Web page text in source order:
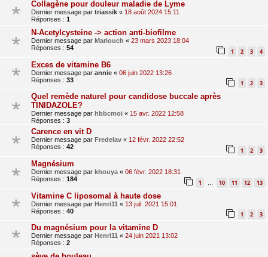
Collagène pour douleur maladie de Lyme
Dernier message par triassik « 18 août 2024 15:11
Réponses : 1
N-Acetylcysteine -> action anti-biofilme
Dernier message par Mariouch « 23 mars 2023 18:04
Réponses : 54 1 2 3 4
Exces de vitamine B6
Dernier message par annie « 06 juin 2022 13:26
Réponses : 33 1 2 3
Quel remède naturel pour candidose buccale après
TINIDAZOLE?
Dernier message par hbbcmoi « 15 avr. 2022 12:58
Réponses : 3
Carence en vit D
Dernier message par Fredelav « 12 févr. 2022 22:52
Réponses : 42 1 2 3
Magnésium
Dernier message par khouya « 06 févr. 2022 18:31
Réponses : 184 1 … 10 11 12 13
Vitamine C liposomal à haute dose
Dernier message par Henri11 « 13 juil. 2021 15:01
Réponses : 40 1 2 3
Du magnésium pour la vitamine D
Dernier message par Henri11 « 24 juin 2021 13:02
Réponses : 2